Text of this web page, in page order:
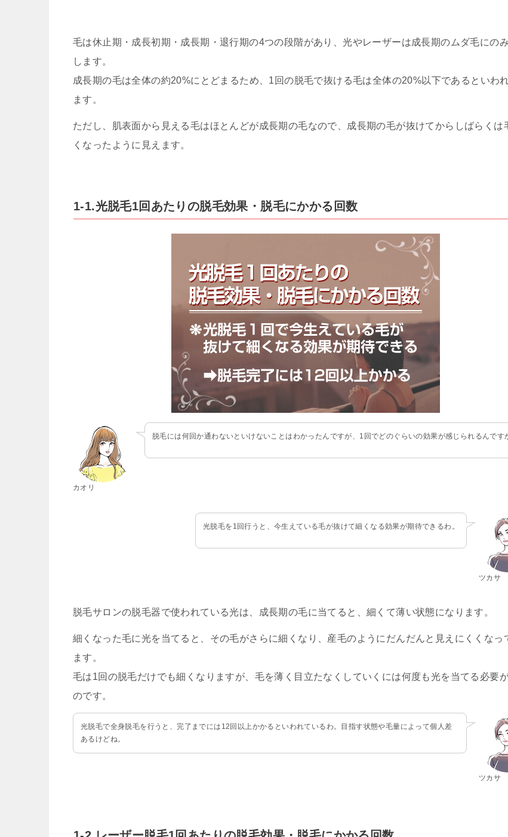
毛は休止期・成長初期・成長期・退行期の4つの段階があり、光やレーザーは成長期のムダ毛にの
します。
成長期の毛は全体の約20%にとどまるため、1回の脱毛で抜ける毛は全体の20%以下であるといわ
ます。
ただし、肌表面から見える毛はほとんどが成長期の毛なので、成長期の毛が抜けてからしばらくは
くなったように見えます。
1-1.光脱毛1回あたりの脱毛効果・脱毛にかかる回数
カオリ
脱毛には何回か通わないといけないことはわかったんですが、1回でどのぐらいの効果が感じられるんです
ツカサ
光脱毛を1回行うと、今生えている毛が抜けて細くなる効果が期待できるわ。
脱毛サロンの脱毛器で使われている光は、成長期の毛に当てると、細くて薄い状態になります。
細くなった毛に光を当てると、その毛がさらに細くなり、産毛のようにだんだんと見えにくくなっ
ます。
毛は1回の脱毛だけでも細くなりますが、毛を薄く目立たなくしていくには何度も光を当てる必要
のです。
ツカサ
光脱毛で全身脱毛を行うと、完了までには12回以上かかるといわれているわ。目指す状態や毛量によって個人差
あるけどね。